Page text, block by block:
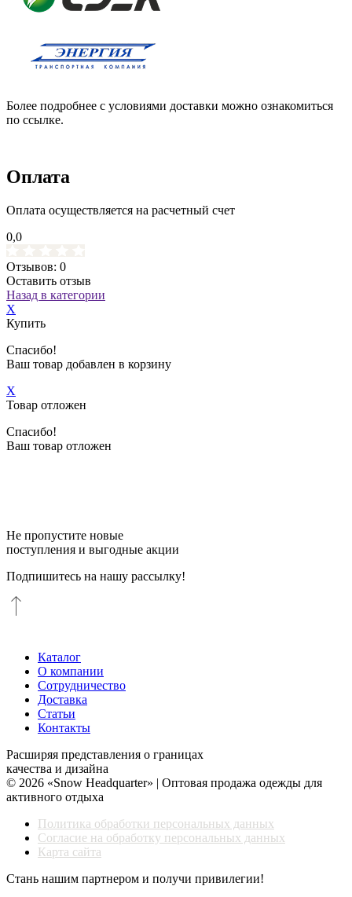
Более подробнее с условиями доставки можно ознакомиться
по ссылке.
Оплата
Оплата осуществляется на расчетный счет
0,0
Отзывов: 0
Оставить отзыв
Назад в категории
X
Купить
Спасибо!
Ваш товар добавлен в корзину
X
Товар отложен
Спасибо!
Ваш товар отложен
Не пропустите новые
поступления и выгодные акции
Подпишитесь на нашу рассылку!
Каталог
О компании
Сотрудничество
Доставка
Статьи
Контакты
Расширяя представления о границах
качества и дизайна
© 2026 «Snow Headquarter» | Оптовая продажа одежды для
активного отдыха
Политика обработки персональных данных
Согласие на обработку персональных данных
Карта сайта
Стань нашим партнером и получи привилегии!